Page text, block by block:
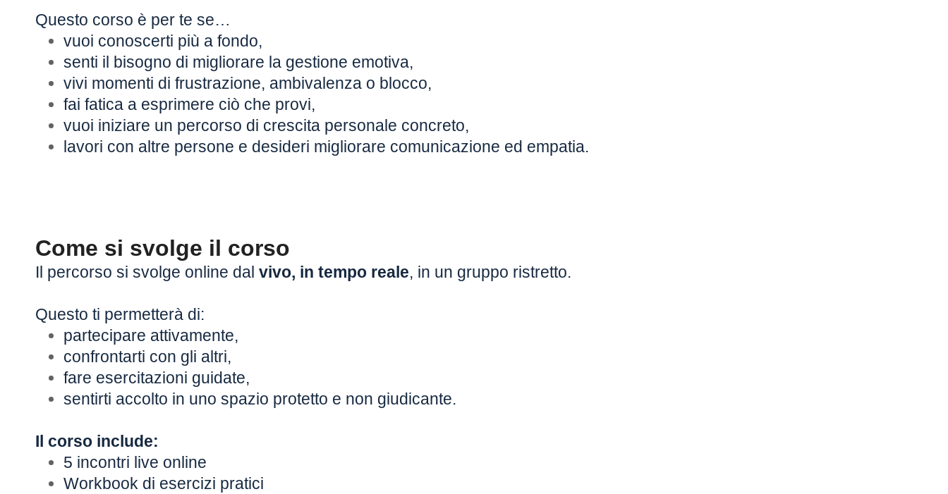
Questo corso è per te se…
vuoi conoscerti più a fondo,
senti il bisogno di migliorare la gestione emotiva,
vivi momenti di frustrazione, ambivalenza o blocco,
fai fatica a esprimere ciò che provi,
vuoi iniziare un percorso di crescita personale concreto,
lavori con altre persone e desideri migliorare comunicazione ed empatia.
Come si svolge il corso
Il percorso si svolge online dal vivo, in tempo reale, in un gruppo ristretto.
Questo ti permetterà di:
partecipare attivamente,
confrontarti con gli altri,
fare esercitazioni guidate,
sentirti accolto in uno spazio protetto e non giudicante.
Il corso include:
5 incontri live online
Workbook di esercizi pratici